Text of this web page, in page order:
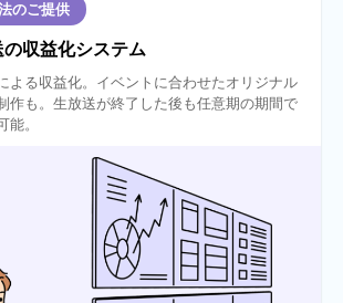
のご提供
収益化システム
よる収益化。イベントに合わせたオリジナル
作も。生放送が終了した後も任意期の期間で
能。